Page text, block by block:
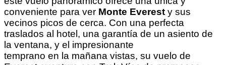
conveniente para ver Monte Everest y sus
vecinos picos de cerca. Con una perfecta
traslados al hotel, una garantía de un asiento de
la ventana, y el impresionante
temprano en la mañana vistas, su vuelo de